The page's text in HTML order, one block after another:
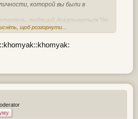
которой вы были в
любящий докапываться "до
с чутьем и талантом
нынешней жизни:
в себе ревность и
и в тех, кто изберет Вас своим
эти слабости вызываются
щоб розгорнути...